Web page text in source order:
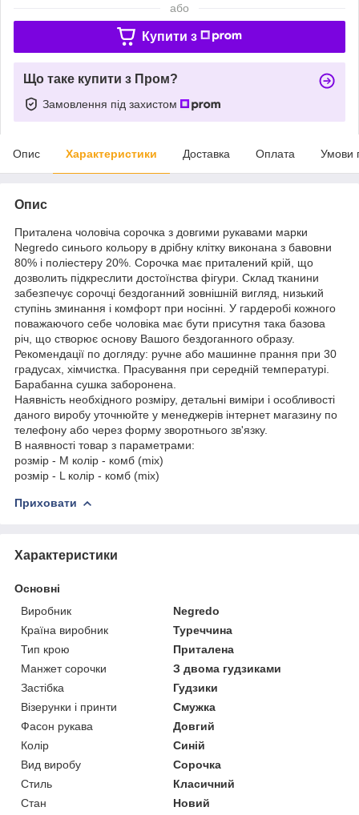
або
Купити з
Що таке купити з Пром?
Замовлення під захистом
Опис Характеристики Доставка Оплата Умови
Опис
Приталена чоловіча сорочка з довгими рукавами марки
Negredo синього кольору в дрібну клітку виконана з бавовни
80% і поліестеру 20%. Сорочка має приталений крій, що
дозволить підкреслити достоїнства фігури. Склад тканини
забезпечує сорочці бездоганний зовнішній вигляд, низький
ступінь зминання і комфорт при носінні. У гардеробі кожного
поважаючого себе чоловіка має бути присутня така базова
річ, що створює основу Вашого бездоганного образу.
Рекомендації по догляду: ручне або машинне прання при 30
градусах, хімчистка. Прасування при середній температурі.
Барабанна сушка заборонена.
Наявність необхідного розміру, детальні виміри і особливості
даного виробу уточнюйте у менеджерів інтернет магазину по
телефону або через форму зворотнього зв'язку.
В наявності товар з параметрами:
розмір - M колір - комб (mix)
розмір - L колір - комб (mix)
Приховати
Характеристики
Основні
Виробник
Negredo
Країна виробник
Туреччина
Тип крою
Приталена
Манжет сорочки
З двома гудзиками
Застібка
Гудзики
Візерунки і принти
Смужка
Фасон рукава
Довгий
Колір
Синій
Вид виробу
Сорочка
Стиль
Класичний
Стан
Новий